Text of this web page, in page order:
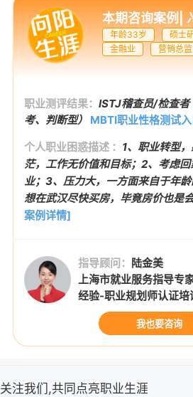
本期咨询案例|
年龄33岁 硕士
金融业
营销总监
职业测评结果： ISTJ稽查员/检查者
考、判断型）
MBTI职业性格测试
个人职业困惑描述 ： 1、职业转型
茫，工作无价值和目标；2、考虑
业；3、压力大，一方面来自于年
想在武汉尽快买房，毕竟房价也是
案例详情]
指导顾问： 陆金美
上海市就业服务指导专
经验-职业规划师认证培
我也要咨询
关注我们,共同点亮职业生涯